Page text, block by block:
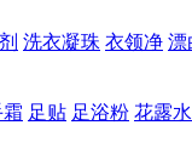
洗衣凝珠 衣领净 漂
足贴 足浴粉 花露水